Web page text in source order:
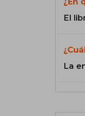
El
La